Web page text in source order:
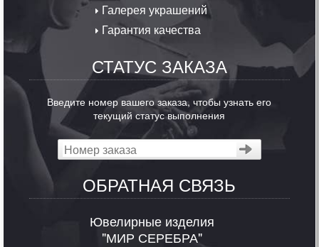
Галерея украшений
Гарантия качества
СТАТУС ЗАКАЗА
Введите номер вашего заказа, чтобы узнать его
текущий статус выполнения
ОБРАТНАЯ СВЯЗЬ
Ювелирные изделия
"МИР СЕРЕБРА"